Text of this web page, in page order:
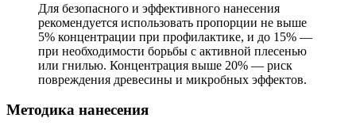
Для безопасного и эффективного нанесения
рекомендуется использовать пропорции не выше
5% концентрации при профилактике, и до 15% —
при необходимости борьбы с активной плесенью
или гнилью. Концентрация выше 20% — риск
повреждения древесины и микробных эффектов.
Методика нанесения